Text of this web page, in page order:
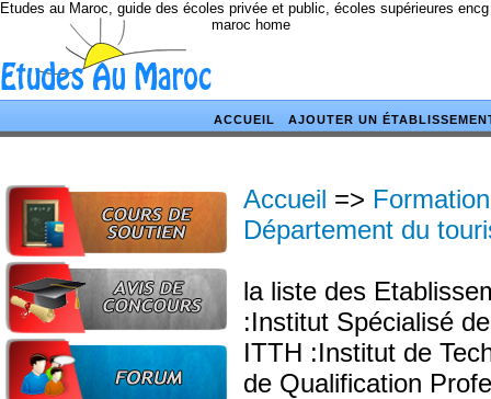
Etudes au Maroc, guide des écoles privée et public, écoles supérieures
maroc home
ACCUEIL AJOUTER UN
Accueil =>
Département du
la liste des
:Institut Spécialisé
ITTH :Institut de
de Qualification